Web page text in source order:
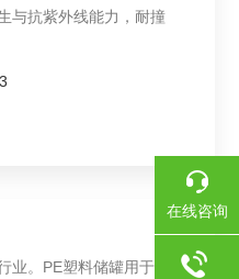
业。PE塑料储罐用于水处
在线咨询